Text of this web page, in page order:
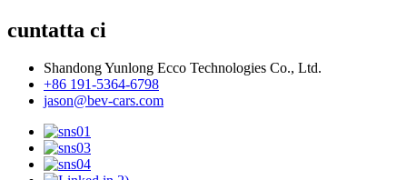
cuntatta ci
Shandong Yunlong Ecco Technologies Co., Ltd.
+86 191-5364-6798
jason@bev-cars.com